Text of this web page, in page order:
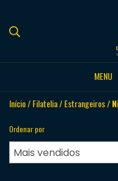
MENU
Início/Filatelia/Estrangeiros/
Ordenar por